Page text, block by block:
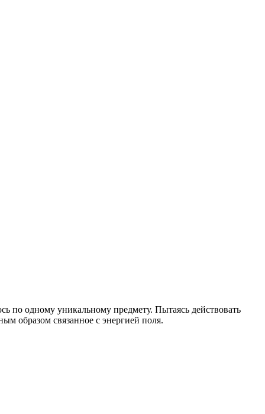
по одному уникальному предмету. Пытаясь действовать
образом связанное с энергией поля.